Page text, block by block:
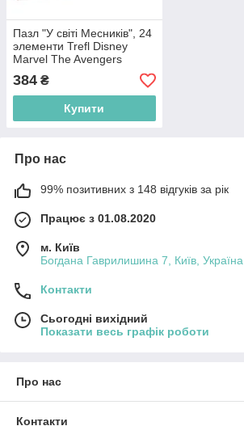
Пазл "У світі Месників", 24
элементи Trefl Disney
Marvel The Avengers
(5900511143218)
384 ₴
Купити
Про нас
99% позитивних з 148 відгуків за рік
Працює з 01.08.2020
м. Київ
Богдана Гаврилишина 7, Київ, Україна
Контакти
Сьогодні вихідний
Показати весь графік роботи
Про нас
Контакти